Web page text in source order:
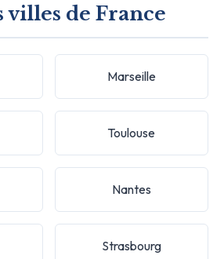
de France
Marseille
Toulouse
Nantes
Strasbourg